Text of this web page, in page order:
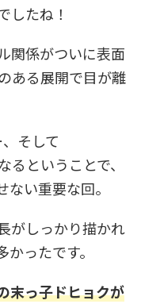
したね！
関係がついに表面
ある展開で目が離
そして
ということで、
い重要な回。
がしっかり描かれ
ったです。
末っ子ドヒョクが